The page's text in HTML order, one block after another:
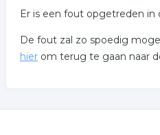
Er is een fout opgetreden in
De fout zal zo spoedig
hierom terug te gaan naar